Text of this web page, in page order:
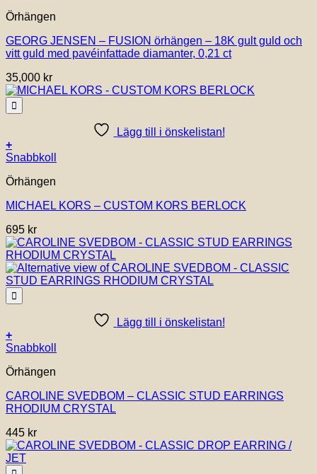
Örhängen
GEORG JENSEN – FUSION örhängen – 18K gult guld och
vitt guld med pavéinfattade diamanter, 0,21 ct
35,000 kr
Lägg till i önskelistan!
+
Snabbkoll
Örhängen
MICHAEL KORS – CUSTOM KORS BERLOCK
695 kr
Lägg till i önskelistan!
+
Snabbkoll
Örhängen
CAROLINE SVEDBOM – CLASSIC STUD EARRINGS
RHODIUM CRYSTAL
445 kr